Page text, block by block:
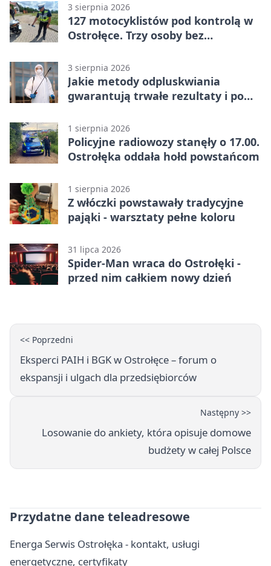
3 sierpnia 2026
127 motocyklistów pod kontrolą w
Ostrołęce. Trzy osoby bez
3 sierpnia 2026
Jakie metody odpluskwiania
gwarantują trwałe rezultaty i po
wykonawcę?
1 sierpnia 2026
Policyjne radiowozy stanęły o 17.00.
Ostrołęka oddała hołd powstańcom
1 sierpnia 2026
Z włóczki powstawały tradycyjne
pająki - warsztaty pełne koloru
31 lipca 2026
Spider-Man wraca do Ostrołęki -
przed nim całkiem nowy dzień
<< Poprzedni
Eksperci PAIH i BGK w Ostrołęce – forum o
ekspansji i ulgach dla przedsiębiorców
Następny >>
Losowanie do ankiety, która opisuje domowe
budżety w całej Polsce
Przydatne dane teleadresowe
Energa Serwis Ostrołęka - kontakt, usługi
energetyczne, certyfikaty